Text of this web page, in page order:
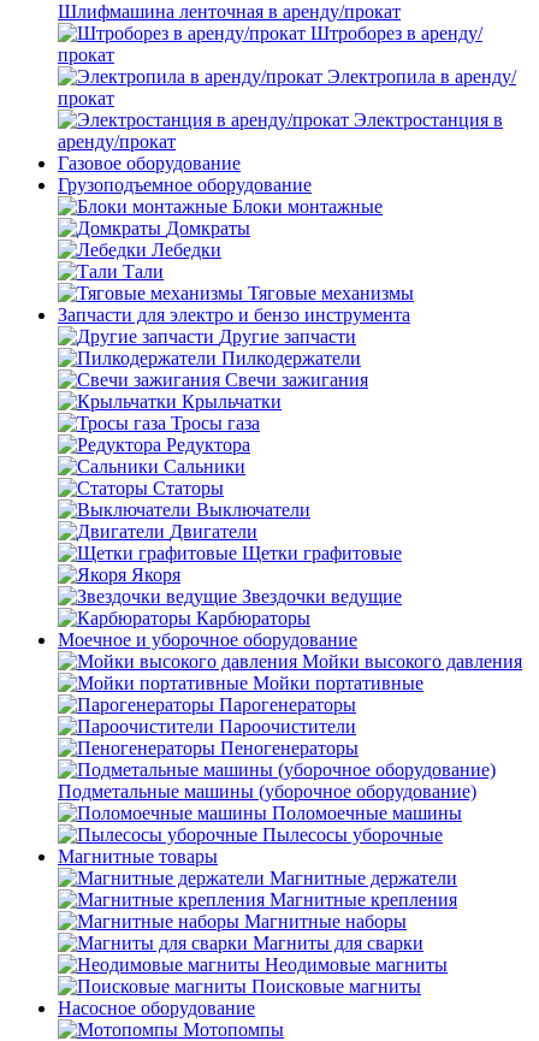
Шлифмашина ленточная в аренду/прокат
Штроборез в аренду/
прокат
Электропила в аренду/
прокат
Электростанция в
аренду/прокат
Газовое оборудование
Грузоподъемное оборудование
Блоки монтажные
Домкраты
Лебедки
Тали
Тяговые механизмы
Запчасти для электро и бензо инструмента
Другие запчасти
Пилкодержатели
Свечи зажигания
Крыльчатки
Тросы газа
Редуктора
Сальники
Статоры
Выключатели
Двигатели
Щетки графитовые
Якоря
Звездочки ведущие
Карбюраторы
Моечное и уборочное оборудование
Мойки высокого давления
Мойки портативные
Парогенераторы
Пароочистители
Пеногенераторы
Подметальные машины (уборочное оборудование)
Поломоечные машины
Пылесосы уборочные
Магнитные товары
Магнитные держатели
Магнитные крепления
Магнитные наборы
Магниты для сварки
Неодимовые магниты
Поисковые магниты
Насосное оборудование
Мотопомпы